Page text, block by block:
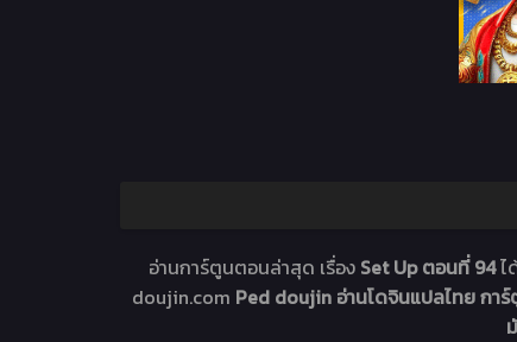
อ่านการ์ตูนตอนล่าสุด เรื่อง Set Up ตอนที่ 94ไ
doujin.com Ped doujin อ่านโดจินแปลไทย การ์